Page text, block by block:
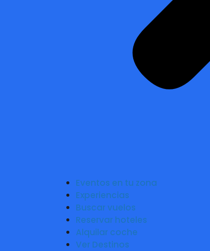
Eventos en tu zona
Experiencias
Buscar vuelos
Reservar hoteles
Alquilar coche
Ver Destinos